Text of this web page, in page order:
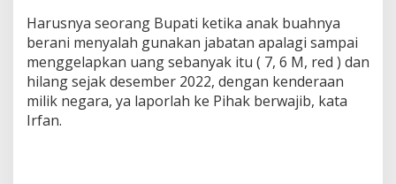
Harusnya seorang Bupati ketika anak buahnya
berani menyalah gunakan jabatan apalagi sampai
menggelapkan uang sebanyak itu ( 7, 6 M, red ) dan
hilang sejak desember 2022, dengan kenderaan
milik negara, ya laporlah ke Pihak berwajib, kata
Irfan.